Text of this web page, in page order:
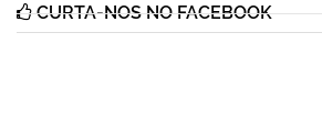
CURTA-NOS NO FACEBOOK